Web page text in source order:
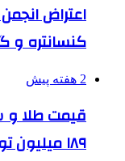
اعتراض
کنسانتره و
2 هفته پیش
قیمت طلا و
۱۸۹ میلیون تومان